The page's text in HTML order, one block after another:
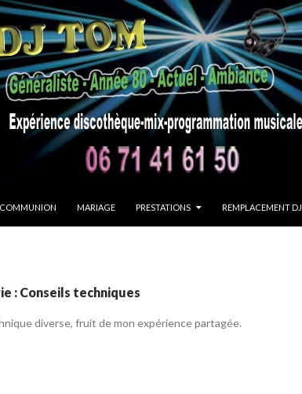
MARIAGE PRESTATIONS REMPLACEMENT DJ
: Conseils techniques
diverse, fruit de mon expérience partagée.